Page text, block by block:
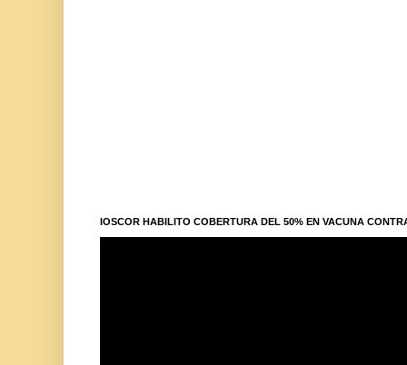
IOSCOR HABILITO COBERTURA DEL 50% EN VACUNA